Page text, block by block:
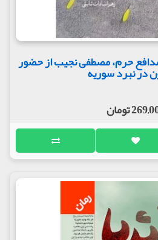
حرم، مصطفی نجیب از حضور
در نبرد سوریه
تومان